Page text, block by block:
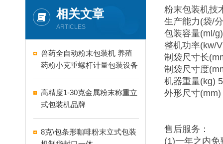
相关文章
ARTICLES
兽药全自动粉末包装机 养殖
药粉小克重螺杆计量包装设备
高精度1-30克金属粉末称重立
式包装机品牌
8克\包条形咖啡粉末立式包装
粉末包装机技
生产能力(袋/
包装容量(ml/
整机功率(kw/
制袋尺寸长
制袋尺寸度
机器重量(kg)
外形尺寸
售后服务：
(1)一年之内免